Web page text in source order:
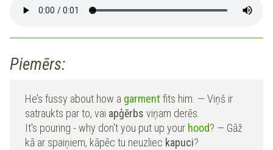
Piemērs:
He’s fussy about how a garment fits him. — Viņš ir
satraukts par to, vai apģērbs viņam derēs.
It's pouring - why don't you put up your hood? — Gāž
kā ar spaiņiem, kāpēc tu neuzliec kapuci?